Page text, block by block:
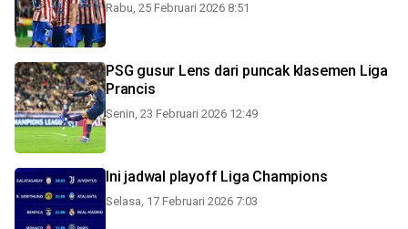
Rabu, 25 Februari 2026 8:51
PSG gusur Lens dari puncak klasemen Liga
Prancis
Senin, 23 Februari 2026 12:49
Ini jadwal playoff Liga Champions
Selasa, 17 Februari 2026 7:03